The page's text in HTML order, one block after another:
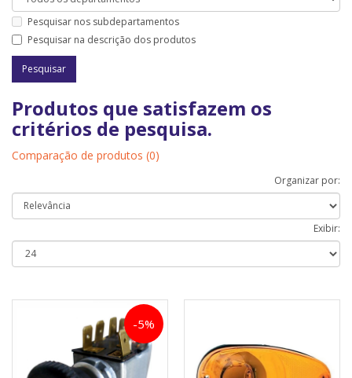
Pesquisar nos subdepartamentos
Pesquisar na descrição dos produtos
Produtos que satisfazem os
critérios de pesquisa.
Comparação de produtos (0)
Organizar por:
Exibir:
-5%